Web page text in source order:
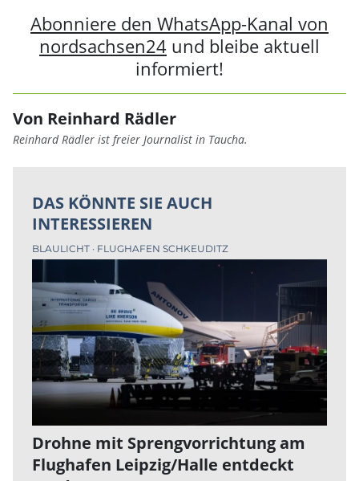
Abonniere den WhatsApp-Kanal von
nordsachsen24 und bleibe aktuell
informiert!
Von Reinhard Rädler
Reinhard Rädler ist freier Journalist in Taucha.
DAS KÖNNTE SIE AUCH
INTERESSIEREN
BLAULICHT FLUGHAFEN SCHKEUDITZ
Drohne mit Sprengvorrichtung am
Flughafen Leipzig/Halle entdeckt